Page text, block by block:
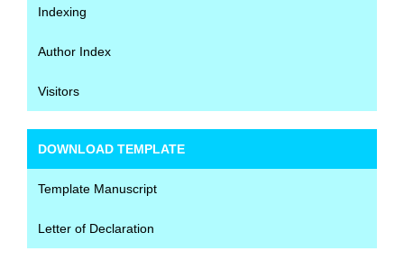
Indexing
Author Index
Visitors
DOWNLOAD TEMPLATE
Template Manuscript
Letter of Declaration